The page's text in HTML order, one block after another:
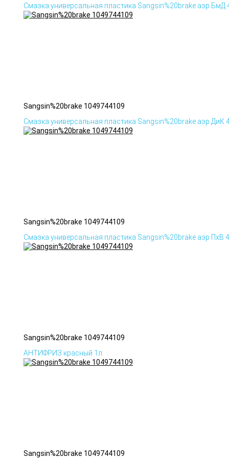
Смазка универсальная пластика Sangsin%20brake аэр БмД
Sangsin%20brake 1049744109
Смазка универсальная пластика Sangsin%20brake аэр ДиК
Sangsin%20brake 1049744109
Смазка универсальная пластика Sangsin%20brake аэр ПхВ
Sangsin%20brake 1049744109
АНТИФРИЗ красный 1л.
Sangsin%20brake 1049744109